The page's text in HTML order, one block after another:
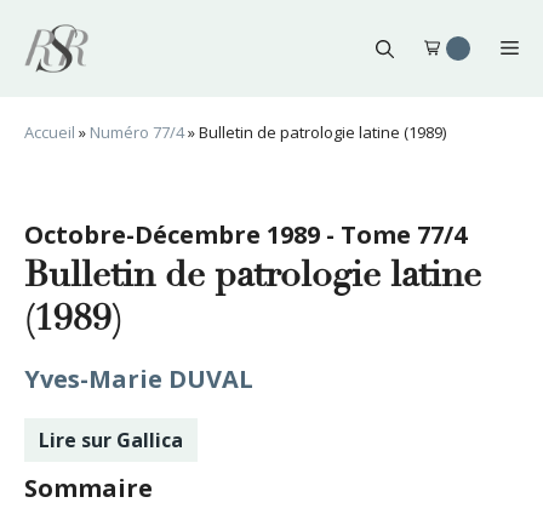
contenu
Accueil » Numéro 77/4»Bulletin de patrologie latine (1989)
Octobre-Décembre 1989 - Tome 77/4
Bulletin de patrologie latine
(1989)
Yves-Marie DUVAL
Lire sur Gallica
Sommaire